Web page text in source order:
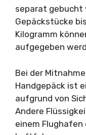
separat gebucht
Gepäckstücke
Kilogramm
aufgegeben
Bei der
Handgepäck ist
aufgrund von
Andere
einem Flughafen